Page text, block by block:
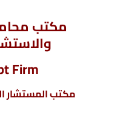
مكتب
Firm
مكتب المستشار